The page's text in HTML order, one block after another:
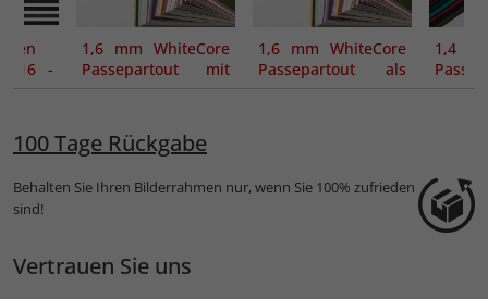
916 -
1,6 mm WhiteCore
Passepartout mit
1,6 mm WhiteCore
Passepartout als
1,4
100 Tage Rückgabe
Behalten Sie Ihren Bilderrahmen nur, wenn Sie 100% zufrieden
sind!
Vertrauen Sie uns